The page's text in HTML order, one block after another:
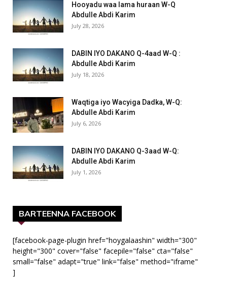
Hooyadu waa lama huraan W-Q
Abdulle Abdi Karim
July 28, 2026
DABIN IYO DAKANO Q-4aad W-Q :
Abdulle Abdi Karim
July 18, 2026
Waqtiga iyo Wacyiga Dadka, W-Q:
Abdulle Abdi Karim
July 6, 2026
DABIN IYO DAKANO Q-3aad W-Q:
Abdulle Abdi Karim
July 1, 2026
BARTEENNA FACEBOOK
[facebook-page-plugin href="hoygalaashin" width="300"
height="300" cover="false" facepile="false" cta="false"
small="false" adapt="true" link="false" method="iframe"
]